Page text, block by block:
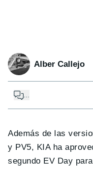
Alber Callejo
...
Además de las
y PV5, KIA ha
segundo EV Day